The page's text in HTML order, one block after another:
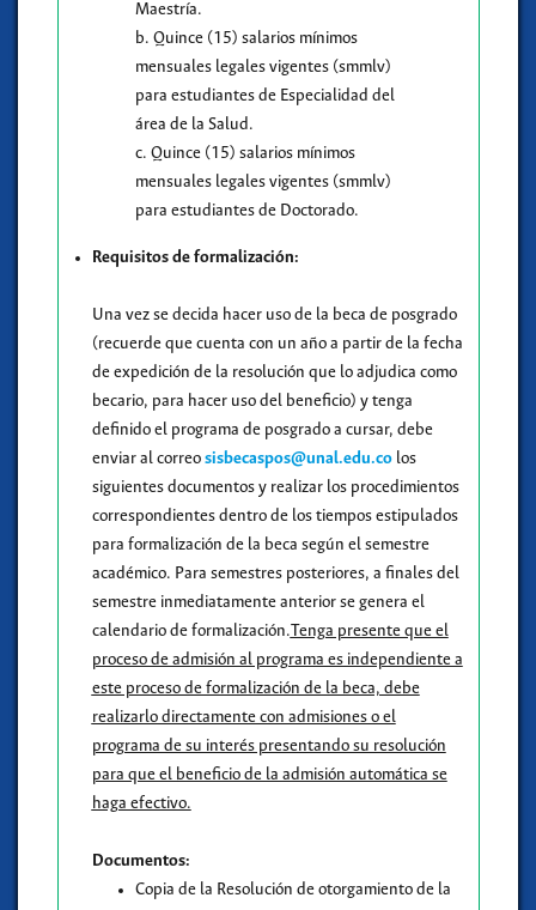
Maestría.
b. Quince (15) salarios mínimos
mensuales legales vigentes (smmlv)
para estudiantes de Especialidad del
área de la Salud.
c. Quince (15) salarios mínimos
mensuales legales vigentes (smmlv)
para estudiantes de Doctorado.
Requisitos de formalización:
Una vez se decida hacer uso de la beca de posgrado
(recuerde que cuenta con un año a partir de la fecha
de expedición de la resolución que lo adjudica como
becario, para hacer uso del beneficio) y tenga
definido el programa de posgrado a cursar, debe
enviar al correo sisbecaspos@unal.edu.colos
siguientes documentos y realizar los procedimientos
correspondientes dentro de los tiempos estipulados
para formalización de la beca según el semestre
académico. Para semestres posteriores, a finales del
semestre inmediatamente anterior se genera el
calendario de formalización.Tenga presente que el
proceso de admisión al programa es independiente a
este proceso de formalización de la beca, debe
realizarlo directamente con admisiones o el
programa de su interés presentando su resolución
para que el beneficio de la admisión automática se
haga efectivo.
Documentos:
Copia de la Resolución de otorgamiento de la